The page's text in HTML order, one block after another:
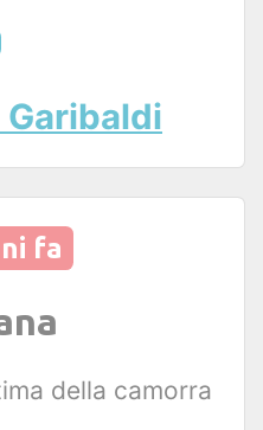
fa
della camorra